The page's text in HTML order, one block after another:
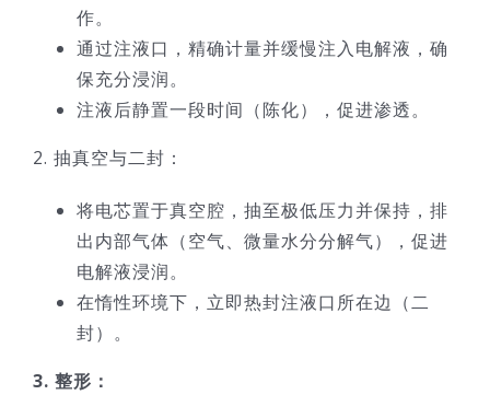
作。
通过注液口，精确计量并缓慢注入电解液，确
保充分浸润。
注液后静置一段时间（陈化），促进渗透。
2. 抽真空与二封：
将电芯置于真空腔，抽至极低压力并保持，排
出内部气体（空气、微量水分分解气），促进
电解液浸润。
在惰性环境下，立即热封注液口所在边（二
封）。
3. 整形：